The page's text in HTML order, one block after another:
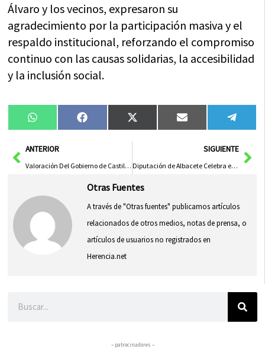
Álvaro y los vecinos, expresaron su
agradecimiento por la participación masiva y el
respaldo institucional, reforzando el compromiso
continuo con las causas solidarias, la accesibilidad
y la inclusión social.
Compartir
en
WhatsAppCompartir
en
FacebookCompartir
en
X
(Twitter)
Compartir
en
Email
en
AntANTERIOR
Valoración Del Gobierno de Castilla-La Mancha al Rol Esencial de los Veterinarios en Ciudad Real
SIGUIENTE
Diputación de Albacete Celebra el 50º Aniversario de la Asociación de Viudas en Asamblea Regional
Otras Fuentes
A través de "Otras fuentes" publicamos artículos
relacionados de otros medios, notas de prensa, o
artículos de usuarios no registrados en
Herencia.net
– patrocinadores –